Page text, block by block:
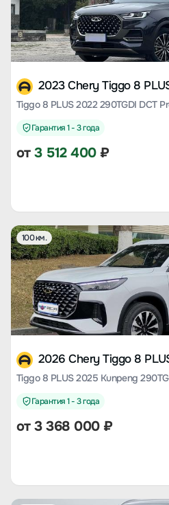
2023 Chery Tiggo 8
Tiggo 8 PLUS 2022 290TGDI DCT
Гарантия 1 - 3 года
от3 512 400₽
100 км.
2026 Chery Tiggo 8
Tiggo 8 PLUS 2025 Kunpeng
Гарантия 1 - 3 года
от3 368 000₽